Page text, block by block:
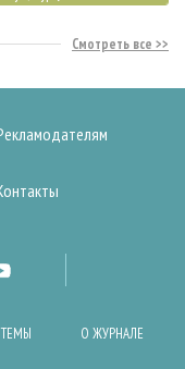
Смотреть все
О ЖУРНАЛЕ